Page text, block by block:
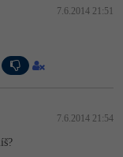
7.6.2014 21:51
7.6.2014 21:54